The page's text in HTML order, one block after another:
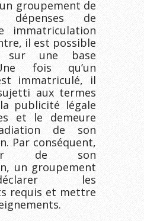
groupement de
dépenses de
immatriculation
il est possible
une base
fois qu’un
immatriculé, il
aux termes
publicité légale
et le demeure
de son
Par conséquent,
de son
un groupement
les
requis et mettre